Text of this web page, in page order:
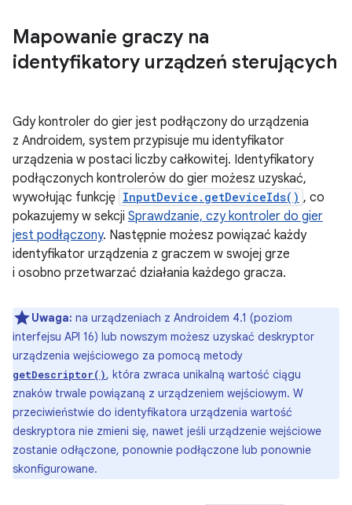
Mapowanie graczy na
identyfikatory urządzeń sterujących
Gdy kontroler do gier jest podłączony do urządzenia
z Androidem, system przypisuje mu identyfikator
urządzenia w postaci liczby całkowitej. Identyfikatory
podłączonych kontrolerów do gier możesz uzyskać,
wywołując funkcję InputDevice.getDeviceIds() , co
pokazujemy w sekcji Sprawdzanie, czy kontroler do gier
jest podłączony. Następnie możesz powiązać każdy
identyfikator urządzenia z graczem w swojej grze
i osobno przetwarzać działania każdego gracza.
Uwaga: na urządzeniach z Androidem 4.1 (poziom
interfejsu API 16) lub nowszym możesz uzyskać deskryptor
urządzenia wejściowego za pomocą metody
getDescriptor(), która zwraca unikalną wartość ciągu
znaków trwale powiązaną z urządzeniem wejściowym. W
przeciwieństwie do identyfikatora urządzenia wartość
deskryptora nie zmieni się, nawet jeśli urządzenie wejściowe
zostanie odłączone, ponownie podłączone lub ponownie
skonfigurowane.